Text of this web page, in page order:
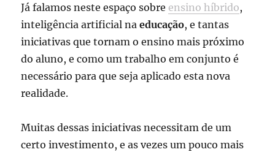
Já falamos neste espaço sobre ensino híbrido,
inteligência artificial naeducação, e tantas
iniciativas que tornam o ensino mais próximo
do aluno, e como um trabalho em conjunto é
necessário para que seja aplicado esta nova
realidade.
Muitas dessas iniciativas necessitam de um
certo investimento, e as vezes um pouco mais